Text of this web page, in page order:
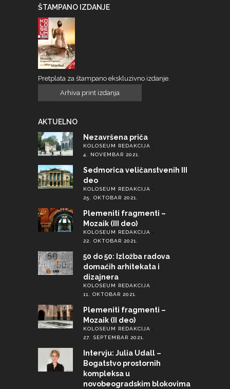
ŠTAMPANO IZDANJE
Pretplata za štampano ekskluzivno izdanje.
Arhiva print izdanja
AKTUELNO
Nezavršena priča
KOLOSEUM REDAKCIJA
4. NOVEMBAR 2021.
Sedmorica veličanstvenih III
deo
KOLOSEUM REDAKCIJA
25. OKTOBAR 2021.
Plemeniti fragmenti –
Mozaik (III deo)
KOLOSEUM REDAKCIJA
22. OKTOBAR 2021.
50 do 50: Izložba radova
domaćih arhitekata i
dizajnera
KOLOSEUM REDAKCIJA
11. OKTOBAR 2021.
Plemeniti fragmenti –
Mozaik (II deo)
KOLOSEUM REDAKCIJA
27. SEPTEMBAR 2021.
Intervju: Julia Udall –
Bogatstvo prostornih
kompleksa u
novobeogradskim blokovima